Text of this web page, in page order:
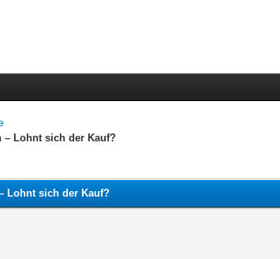
– Lohnt sich der Kauf?
Lohnt sich der Kauf?